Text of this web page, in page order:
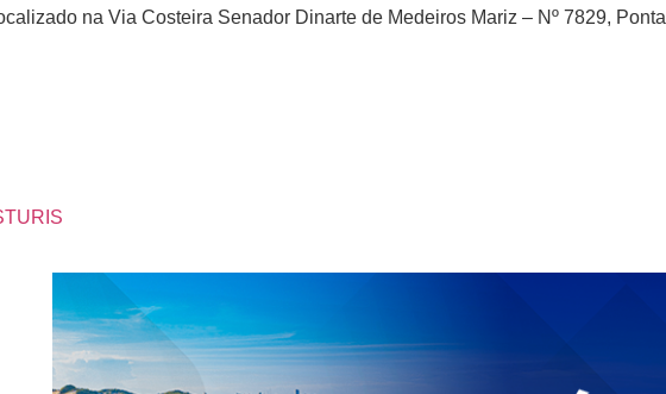
na Via Costeira Senador Dinarte de Medeiros Mariz – Nº 7829, Ponta